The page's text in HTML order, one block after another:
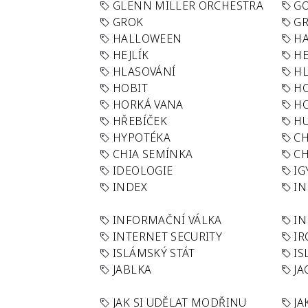
GLENN MILLER ORCHESTRA
GROK
HALLOWEEN
HEJLÍK
HLASOVÁNÍ
HOBIT
HORKÁ VANA
HŘEBÍČEK
HYPOTÉKA
CHIA SEMÍNKA
IDEOLOGIE
INDEX
INFORMAČNÍ VÁLKA
INTERNET SECURITY
ISLÁMSKÝ STÁT
JABLKA
JAK SI UDĚLAT MODŘINU